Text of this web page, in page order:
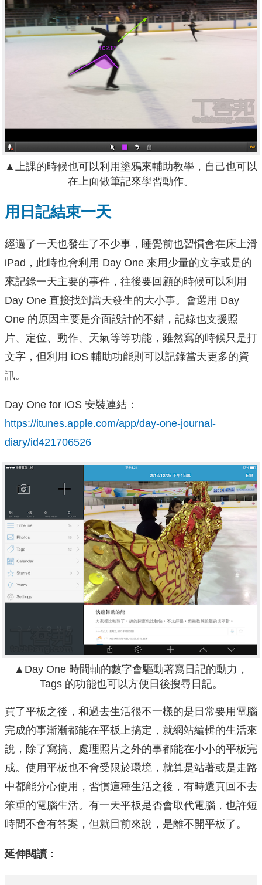
▲上課的時候也可以利用塗鴉來輔助教學，自己也可以
在上面做筆記來學習動作。
用日記結束一天
經過了一天也發生了不少事，睡覺前也習慣會在床上滑
iPad，此時也會利用 Day One 來用少量的文字或是的
來記錄一天主要的事件，往後要回顧的時候可以利用
Day One 直接找到當天發生的大小事。會選用 Day
One 的原因主要是介面設計的不錯，記錄也支援照
片、定位、動作、天氣等等功能，雖然寫的時候只是打
文字，但利用 iOS 輔助功能則可以記錄當天更多的資
訊。
Day One for iOS 安裝連結：
https://itunes.apple.com/app/day-one-journal-
diary/id421706526
▲Day One 時間軸的數字會驅動著寫日記的動力，
Tags 的功能也可以方便日後搜尋日記。
買了平板之後，和過去生活很不一樣的是日常要用電腦
完成的事漸漸都能在平板上搞定，就網站編輯的生活來
說，除了寫搞、處理照片之外的事都能在小小的平板完
成。使用平板也不會受限於環境，就算是站著或是走路
中都能分心使用，習慣這種生活之後，有時還真回不去
笨重的電腦生活。有一天平板是否會取代電腦，也許短
時間不會有答案，但就目前來說，是離不開平板了。
延伸閱讀：